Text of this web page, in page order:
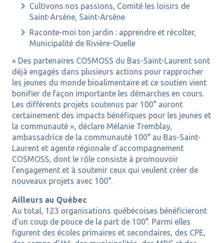
Cultivons nos passions, Comité les loisirs de
Saint-Arsène, Saint-Arsène
Raconte-moi ton jardin : apprendre et récolter,
Municipalité de Rivière-Ouelle
« Des partenaires COSMOSS du Bas-Saint-Laurent sont
déjà engagés dans plusieurs actions pour rapprocher
les jeunes du monde bioalimentaire et ce soutien vient
bonifier de façon importante les démarches en cours.
Les différents projets soutenus par 100° auront
certainement des impacts bénéfiques pour les jeunes et
la communauté », déclare Mélanie Tremblay,
ambassadrice de la communauté 100° au Bas-Saint-
Laurent et agente régionale d'accompagnement
COSMOSS, dont le rôle consiste à promouvoir
l’engagement et à soutenir ceux qui veulent créer de
nouveaux projets avec 100°.
Ailleurs au Québec
Au total, 123 organisations québécoises bénéficieront
d’un coup de pouce de la part de 100°. Parmi elles
figurent des écoles primaires et secondaires, des CPE,